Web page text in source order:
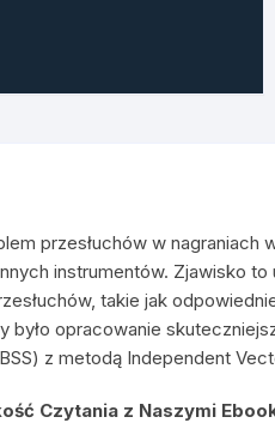
przesłuchów w
instrumentów. Zjawisko
takie jak
było opracowanie
z metodą Independent
Czytania z Naszymi